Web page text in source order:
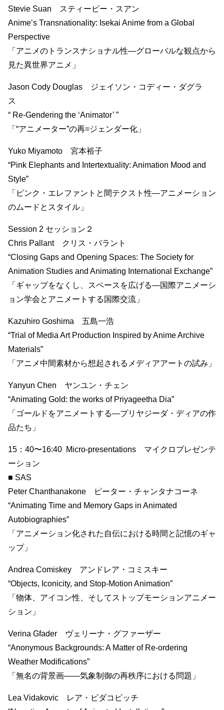
Stevie Suan スティービー・スアン
Anime’s Transnationality: Isekai Anime from a Global
Perspective
「アニメのトランスナショナル性―グローバルな観点から
見た異世界アニメ」
Jason Cody Douglas ジェイソン・コディー・ダグラ
ス
“ Re-Gendering the ‘Animator’ ”
「“アニメーター”の再=ジェンダー化」
Yuko Miyamoto 宮本裕子
“Pink Elephants and Intertextuality: Animation Mood and
Style”
「ピンク・エレファントと間テクスト性―アニメーション
のムードとスタイル」
Session 2 セッション２
Chris Pallant クリス・パラント
“Closing Gaps and Opening Spaces: The Society for
Animation Studies and Animating International Exchange”
「ギャップをなくし、スペースを広げる―国際アニメーシ
ョン学会とアニメートする国際交流」
Kazuhiro Goshima 五島一浩
“Trial of Media Art Production Inspired by Anime Archive
Materials”
「アニメ中間素材から想起されるメディアアートの試み」
Yanyun Chen ヤンユン・チェン
“Animating Gold: the works of Priyageetha Dia”
「ゴールドをアニメートする―プリヤジーダ・ディアの作
品たち」
15：40〜16:40 Micro-presentations マイクロプレゼンテ
ーション
■ SAS
Peter Chanthanakone ピーター・チャンタナコーネ
“Animating Time and Memory Gaps in Animated
Autobiographies”
「アニメーション化された自伝における時間と記憶のギャ
ップ」
Andrea Comiskey アンドレア・コミスキー
“Objects, Iconicity, and Stop-Motion Animation”
「物体、アイコン性、そしてストップモーションアニメー
ション」
Verina Gfader ヴェリーナ・グファーザー
“Anonymous Backgrounds: A Matter of Re-ordering
Weather Modifications”
「無名の背景画——気象制御の再秩序における問題」
Lea Vidakovic レア・ビダコビッチ